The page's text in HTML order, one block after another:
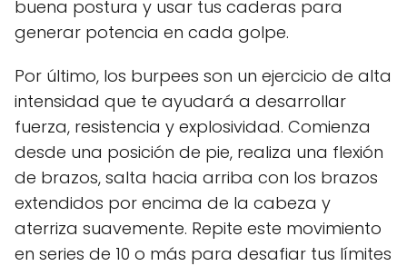
buena postura y usar tus caderas para
generar potencia en cada golpe.
Por último, los burpees son un ejercicio de alta
intensidad que te ayudará a desarrollar
fuerza, resistencia y explosividad. Comienza
desde una posición de pie, realiza una flexión
de brazos, salta hacia arriba con los brazos
extendidos por encima de la cabeza y
aterriza suavemente. Repite este movimiento
en series de 10 o más para desafiar tus límites